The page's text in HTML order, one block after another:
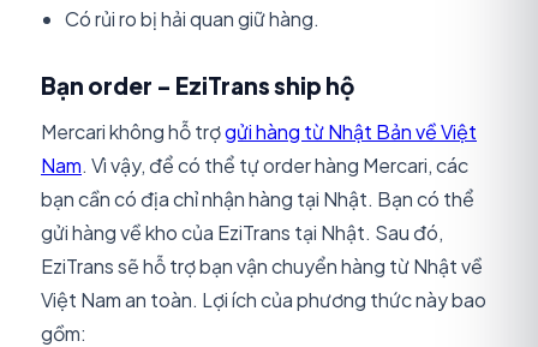
Có rủi ro bị hải quan giữ hàng.
Bạn order - EziTrans ship hộ
Mercari không hỗ trợgửi hàng từ Nhật Bản về Việt
Nam. Vì vậy, để có thể tự order hàng Mercari, các
bạn cần có địa chỉ nhận hàng tại Nhật. Bạn có thể
gửi hàng về kho của EziTrans tại Nhật. Sau đó,
EziTrans sẽ hỗ trợ bạn vận chuyển hàng từ Nhật về
Việt Nam an toàn. Lợi ích của phương thức này bao
gồm: